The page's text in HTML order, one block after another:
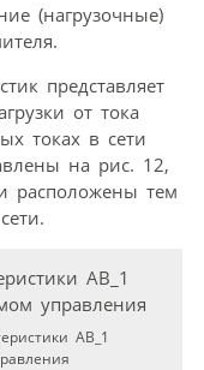
(нагрузочные)
представляет
от тока
токах в сети
на рис. 12,
расположены тем
АВ_1